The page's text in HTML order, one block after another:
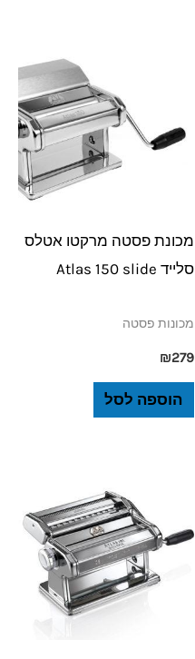
מכונת פסטה מרקטו אטלס
סלייד Atlas 150 slide
מכונות פסטה
₪279
הוספה לסל